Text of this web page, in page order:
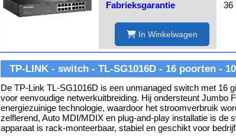
Fabrieksgarantie
In Winkelwagen
36
TP-LINK - switch - TL-SG1016D - 16 poorten -
De TP-Link TL-SG1016D is een unmanaged switch met 16
voor eenvoudige netwerkuitbreiding. Hij ondersteunt Jumbo
energiezuinige technologie, waardoor het stroomverbruik
zelflerend, Auto MDI/MDIX en plug-and-play installatie is de
apparaat is rack-monteerbaar, stabiel en geschikt voor